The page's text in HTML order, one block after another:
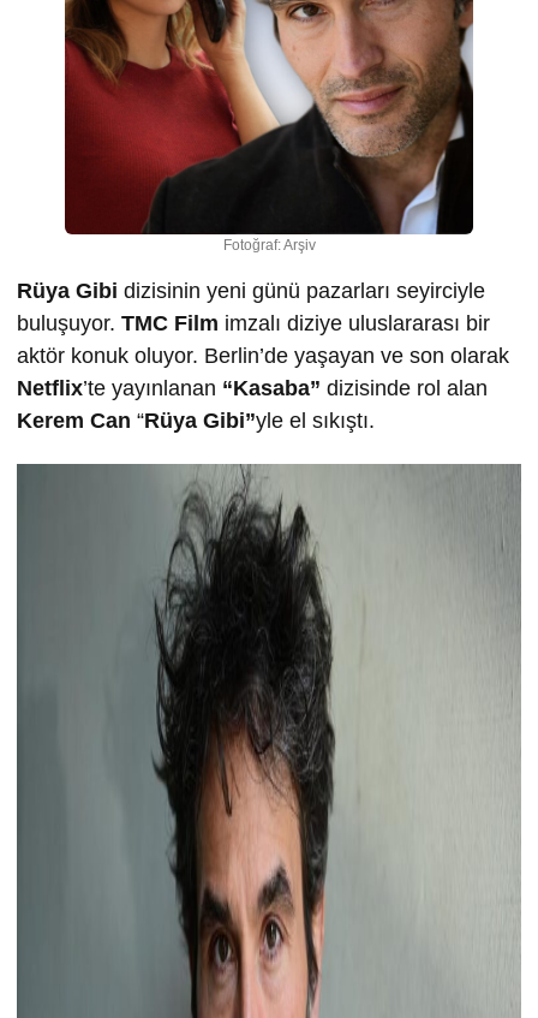
Fotoğraf: Arşiv
Rüya Gibi dizisinin yeni günü pazarları seyirciyle
buluşuyor. TMC Film imzalı diziye uluslararası bir
aktör konuk oluyor. Berlin’de yaşayan ve son olarak
Netflix’te yayınlanan “Kasaba” dizisinde rol alan
Kerem Can “Rüya Gibi”yle el sıkıştı.